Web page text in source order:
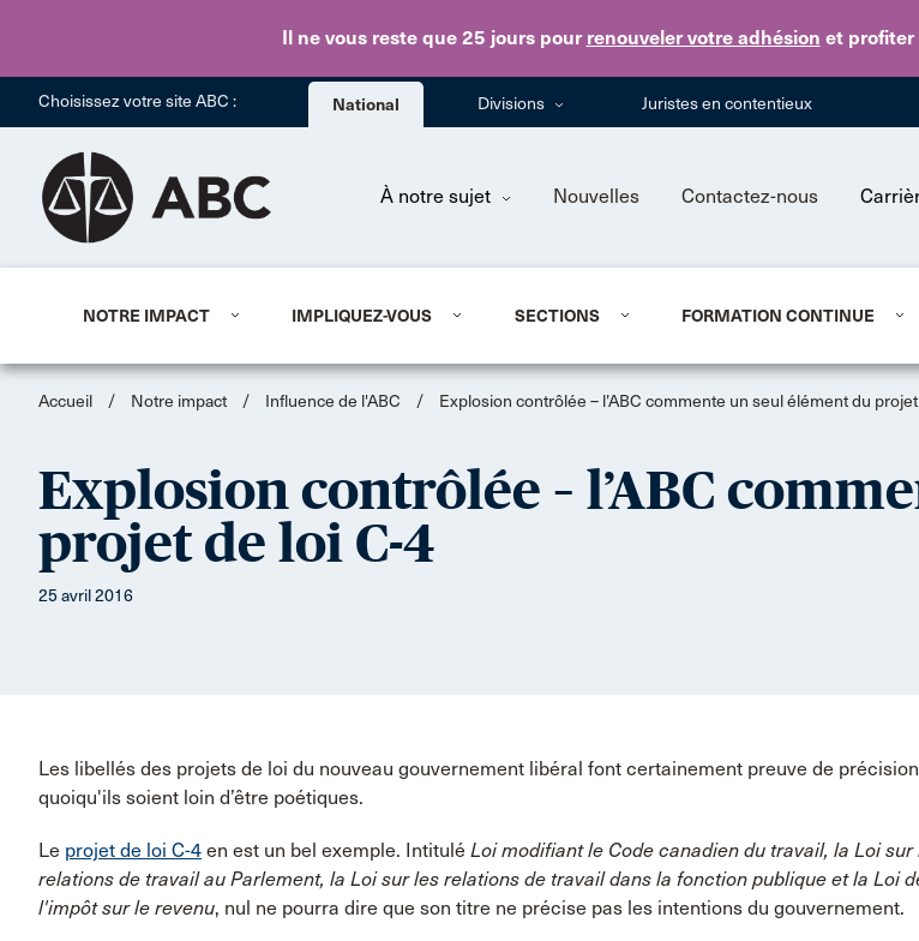
Il ne vous reste que 25 jourspour renouveler votre adhésion et profiter
Skip to
Choisissez votre site ABC : National Divisions Juristes en contentieux
À notre sujet Nouvelles Contactez-nous
NOTRE IMPACT IMPLIQUEZ-VOUS SECTIONS FORMATION CONTINUE
Accueil / Notre impact / Influence de l'ABC / Explosion contrôlée – l’ABC commente un seul élément du
Explosion contrôlée – l’ABC
projet de loi C-4
25 avril 2016
Les libellés des projets de loi du nouveau gouvernement libéral font certainement preuve de
quoiqu'ils soient loin d’être poétiques.
Le projet de loi C-4 en est un bel exemple. Intitulé Loi modifiant le Code canadien du travail, la Loi sur
relations de travail au Parlement, la Loi sur les relations de travail dans la fonction publique et la Loi
l'impôt sur le revenu, nul ne pourra dire que son titre ne précise pas les intentions du gouvernement.